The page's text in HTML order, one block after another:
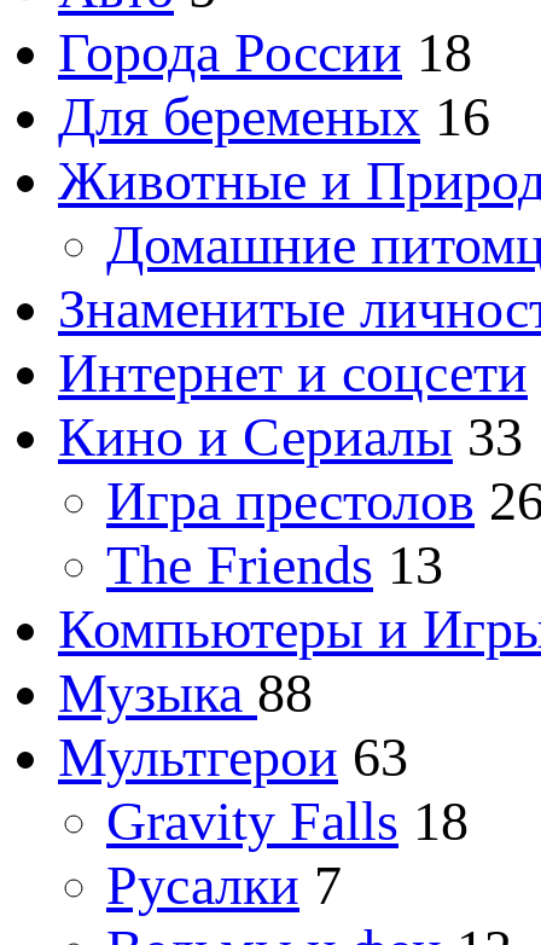
Города России 18
Для беременых 16
Животные и
Домашние
Знаменитые
Интернет и соцсети
Кино и Сериалы 33
Игра престолов
The Friends 13
Компьютеры и
Музыка 88
Мультгерои 63
Gravity Falls 18
Русалки 7